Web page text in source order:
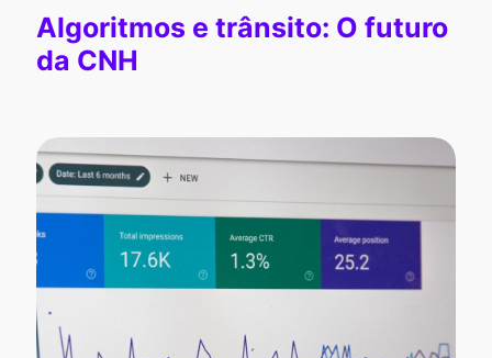
Algoritmos e trânsito: O futuro
da CNH